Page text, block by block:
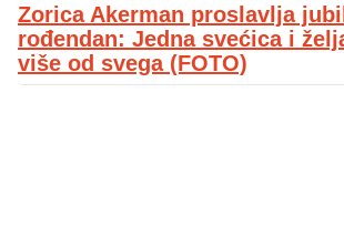
Zorica Akerman proslavlja
rođendan: Jedna svećica i
više od svega (FOTO)